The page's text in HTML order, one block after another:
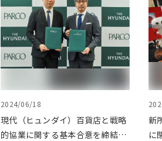
2024/06/18
現代（ヒュンダイ）百貨店と戦略
的協業に関する基本合意を締結。
新
に